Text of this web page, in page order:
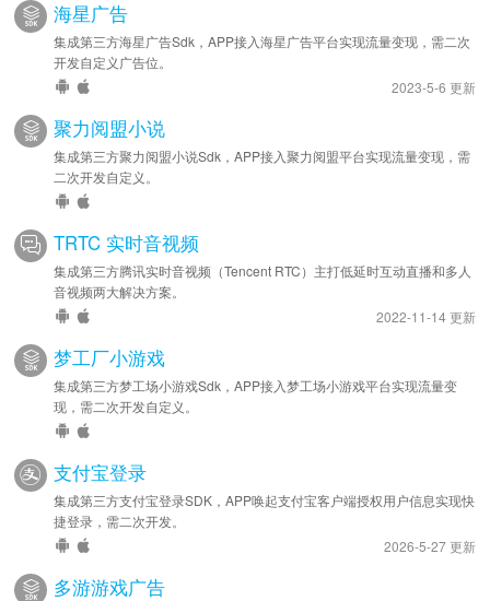
海星广告
集成第三方海星广告Sdk，APP接入海星广告平台实现流量变现，需二次
开发自定义广告位。
2023-5-6 更新
聚力阅盟小说
集成第三方聚力阅盟小说Sdk，APP接入聚力阅盟平台实现流量变现，需
二次开发自定义。
TRTC 实时音视频
集成第三方腾讯实时音视频（Tencent RTC）主打低延时互动直播和多人
音视频两大解决方案。
2022-11-14 更新
梦工厂小游戏
集成第三方梦工场小游戏Sdk，APP接入梦工场小游戏平台实现流量变
现，需二次开发自定义。
支付宝登录
集成第三方支付宝登录SDK，APP唤起支付宝客户端授权用户信息实现快
捷登录，需二次开发。
2026-5-27 更新
多游游戏广告